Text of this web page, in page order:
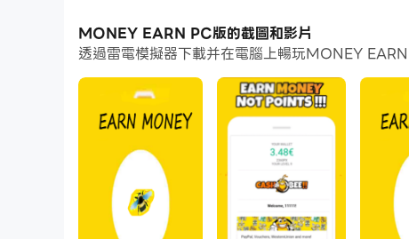
免費賺錢
和我們一起玩遊戲，玩得開心
這是它的工作原理：
1.打開賺錢
2.玩遊戲的每一分鐘
MONEY EARN PC版的截圖和影片
透過雷電模擬器下載并在電腦上暢玩MONEY